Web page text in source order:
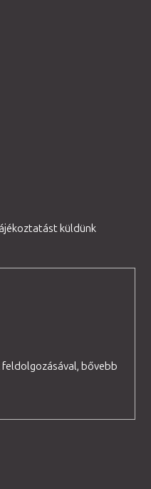
küldünk
bővebb